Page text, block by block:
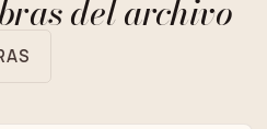
del archivo